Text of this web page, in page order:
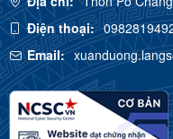
Điện thoại:
Email: